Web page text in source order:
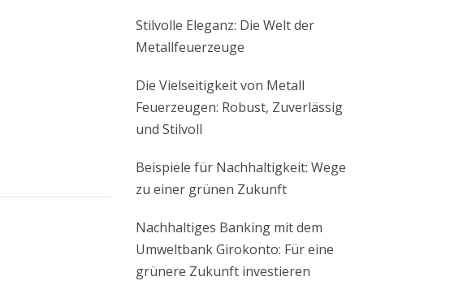
Stilvolle Eleganz: Die Welt der
Metallfeuerzeuge
Die Vielseitigkeit von Metall
Feuerzeugen: Robust, Zuverlässig
und Stilvoll
Beispiele für Nachhaltigkeit: Wege
zu einer grünen Zukunft
Nachhaltiges Banking mit dem
Umweltbank Girokonto: Für eine
grünere Zukunft investieren